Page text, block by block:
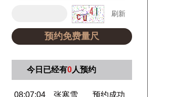
刷新
预约免费量尺
今日已经有0人预约
08:07:04 张寒雪 预约成功
13:43:14
地铁广告
预约成功